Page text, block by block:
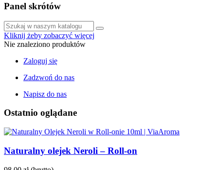
Panel skrótów
Kliknij żeby zobaczyć więcej
Nie znaleziono produktów
Zaloguj się
Zadzwoń do nas
Napisz do nas
Ostatnio oglądane
Naturalny olejek Neroli – Roll-on